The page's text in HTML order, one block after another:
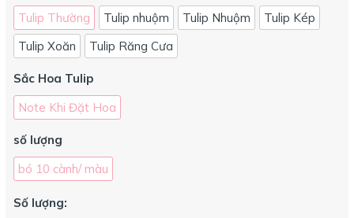
Tulip Thường
Tulip nhuộm Tulip Nhuộm
Tulip Kép
Tulip Xoăn
Tulip Răng Cưa
Sắc Hoa Tulip
Note Khi Đặt Hoa
số lượng
bó 10 cành/ màu
Số lượng: